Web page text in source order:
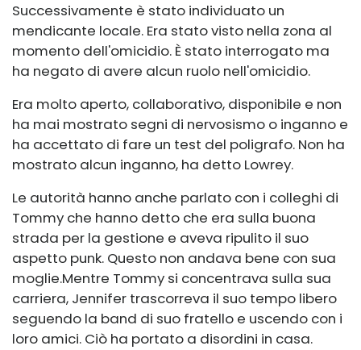
Successivamente è stato individuato un
mendicante locale. Era stato visto nella zona al
momento dell'omicidio. È stato interrogato ma
ha negato di avere alcun ruolo nell'omicidio.
Era molto aperto, collaborativo, disponibile e non
ha mai mostrato segni di nervosismo o inganno e
ha accettato di fare un test del poligrafo. Non ha
mostrato alcun inganno, ha detto Lowrey.
Le autorità hanno anche parlato con i colleghi di
Tommy che hanno detto che era sulla buona
strada per la gestione e aveva ripulito il suo
aspetto punk. Questo non andava bene con sua
moglie.Mentre Tommy si concentrava sulla sua
carriera, Jennifer trascorreva il suo tempo libero
seguendo la band di suo fratello e uscendo con i
loro amici. Ciò ha portato a disordini in casa.